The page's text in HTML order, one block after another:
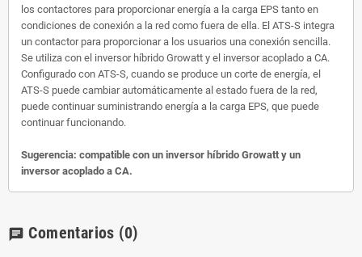
los contactores para proporcionar energía a la carga EPS tanto en
condiciones de conexión a la red como fuera de ella. El ATS-S integra
un contactor para proporcionar a los usuarios una conexión sencilla.
Se utiliza con el inversor híbrido Growatt y el inversor acoplado a CA.
Configurado con ATS-S, cuando se produce un corte de energía, el
ATS-S puede cambiar automáticamente al estado fuera de la red,
puede continuar suministrando energía a la carga EPS, que puede
continuar funcionando.
Sugerencia: compatible con un inversor híbrido Growatt y un
inversor acoplado a CA.
chat Comentarios (0)